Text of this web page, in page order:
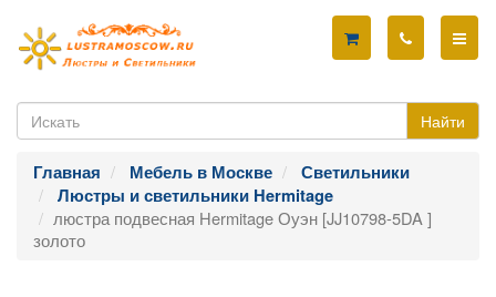
Найти
Главная Мебель в Москве
Светильники
Люстры и светильники Hermitage
люстра подвесная Hermitage Оуэн [JJ10798-5DA ]
золото